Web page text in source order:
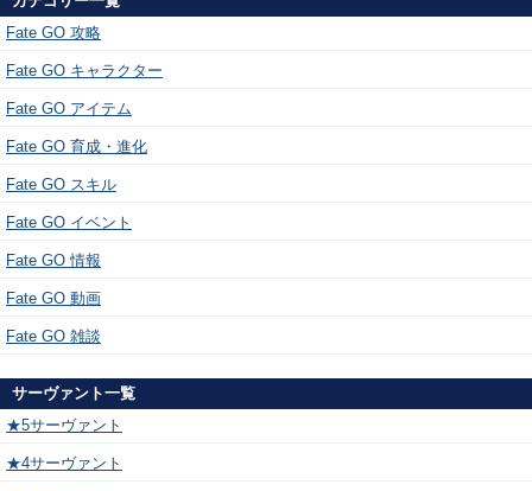
Fate GO 攻略
Fate GO キャラクター
Fate GO アイテム
Fate GO 育成・進化
Fate GO スキル
Fate GO イベント
Fate GO 情報
Fate GO 動画
Fate GO 雑談
サーヴァント一覧
★5サーヴァント
★4サーヴァント